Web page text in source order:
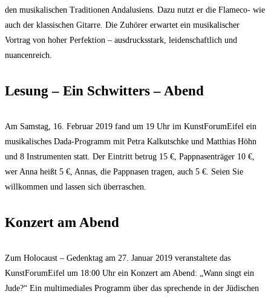
den musikalischen Traditionen Andalusiens. Dazu nutzt er die Flameco- wie
auch der klassischen Gitarre. Die Zuhörer erwartet ein musikalischer
Vortrag von hoher Perfektion – ausdrucksstark, leidenschaftlich und
nuancenreich.
Lesung – Ein Schwitters – Abend
Am Samstag, 16. Februar 2019 fand um 19 Uhr im KunstForumEifel ein
musikalisches Dada-Programm mit Petra Kalkutschke und Matthias Höhn
und 8 Instrumenten statt. Der Eintritt betrug 15 €, Pappnasenträger 10 €,
wer Anna heißt 5 €, Annas, die Pappnasen tragen, auch 5 €. Seien Sie
willkommen und lassen sich überraschen.
Konzert am Abend
Zum Holocaust – Gedenktag am 27. Januar 2019 veranstaltete das
KunstForumEifel um 18:00 Uhr ein Konzert am Abend: „Wann singt ein
Jude?“ Ein multimediales Programm über das sprechende in der Jüdischen